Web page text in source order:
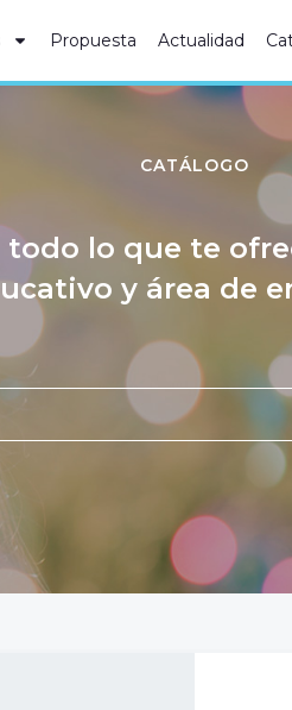
Propuesta Actualidad
CATÁLOGO
lo que te
y área de